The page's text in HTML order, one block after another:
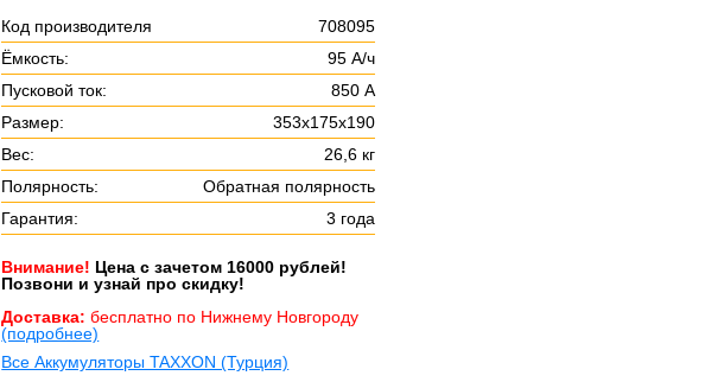
Код производителя
708095
Ёмкость:
95 А/ч
Пусковой ток:
850 А
Размер:
353х175х190
Вес:
26,6 кг
Полярность:
Обратная полярность
Гарантия:
3 года
Внимание! Цена с зачетом 16000 рублей!
Позвони и узнай про скидку!
Доставка: бесплатно по Нижнему Новгороду
(подробнее)
Все Аккумуляторы TAXXON (Турция)